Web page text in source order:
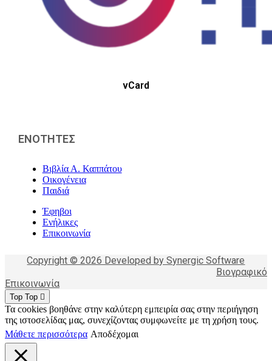
vCard
ΕΝΟΤΗΤΕΣ
Βιβλία Α. Καππάτου
Οικογένεια
Παιδιά
Έφηβοι
Ενήλικες
Επικοινωνία
Copyright © 2026 Developed by Synergic Software
Βιογραφικό
Επικοινωνία
Top Top
Τα cookies βοηθάνε στην καλύτερη εμπειρία σας στην περιήγηση
της ιστοσελίδας μας, συνεχίζοντας συμφωνείτε με τη χρήση τους.
Μάθετε περισσότερα Αποδέχομαι